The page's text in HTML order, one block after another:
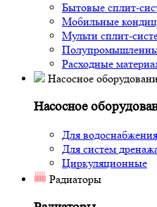
Бытовые сплит-
Мобильные
Мульти сплит-
Расходные
Насосное
Насосное
Для
Для систем
Циркуляционные
Радиаторы